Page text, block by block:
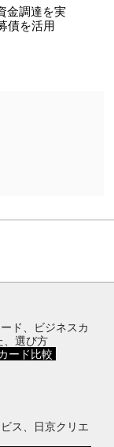
金調達を実
債を活用
ド、ビジネスカ
、選び方
ード比較
ス、日京クリエ